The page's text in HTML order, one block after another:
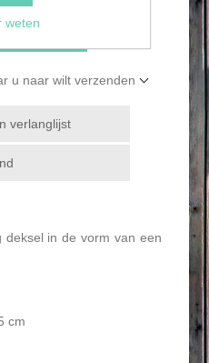
NU!
u naar wilt verzenden
verlanglijst
in de vorm van een
cm
weten